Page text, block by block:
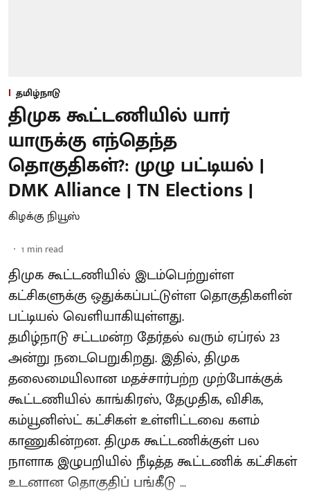
தமிழ்நாடு
திமுக கூட்டணியில் யார்
யாருக்கு எந்தெந்த
தொகுதிகள்?: முழு பட்டியல் |
DMK Alliance | TN Elections |
கிழக்கு நியூஸ்
1 min read
திமுக கூட்டணியில் இடம்பெற்றுள்ள
கட்சிகளுக்கு ஒதுக்கப்பட்டுள்ள தொகுதிகளின்
பட்டியல் வெளியாகியுள்ளது.
தமிழ்நாடு சட்டமன்ற தேர்தல் வரும் ஏப்ரல் 23
அன்று நடைபெறுகிறது. இதில், திமுக
தலைமையிலான மதச்சார்பற்ற முற்போக்குக்
கூட்டணியில் காங்கிரஸ், தேமுதிக, விசிக,
கம்யூனிஸ்ட் கட்சிகள் உள்ளிட்டவை களம்
காணுகின்றன. திமுக கூட்டணிக்குள் பல
நாளாக இழுபறியில் நீடித்த கூட்டணிக் கட்சிகள்
உடனான தொகுதிப் பங்கீடு ...